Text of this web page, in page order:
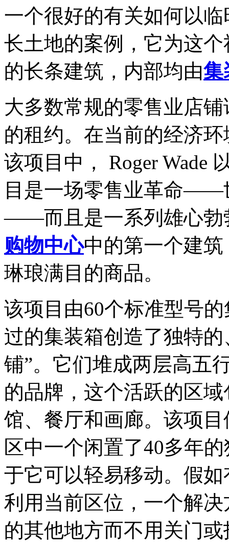
一个很好的有关如何以
长土地的案例，它为这
的长条建筑，内部均由集
大多数常规的零售业店
的租约。在当前的经济
该项目中， Roger Wade
目是一场零售业革命——
——而且是一系列雄心勃
购物中心中的第一个建
琳琅满目的商品。
该项目由60个标准型号
过的集装箱创造了独特
铺”。它们堆成两层高五
的品牌，这个活跃的区
馆、餐厅和画廊。该项
区中一个闲置了40多年
于它可以轻易移动。假
利用当前区位，一个解
的其他地方而不用关门